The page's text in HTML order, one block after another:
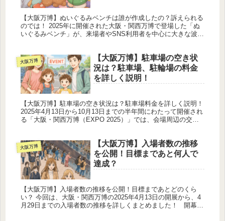
【大阪万博】ぬいぐるみベンチは誰が作成したの？訴えられる
のでは！ 2025年に開催された大阪・関西万博で登場した「ぬ
いぐるみベンチ」が、来場者やSNS利用者を中心に大きな波紋
大阪万博
【大阪万博】駐車場の空き状
況は？駐車場、駐輪場の料金
を詳しく説明！
【大阪万博】駐車場の空き状況は？駐車場料金を詳しく説明！
2025年4月13日から10月13日までの半年間にわたって開催され
る「大阪・関西万博（EXPO 2025）」では、会場周辺の交通
大阪万博
【大阪万博】入場者数の推移
を公開！目標まであと何人で
達成？
【大阪万博】入場者数の推移を公開！目標まであとどのくら
い？ 今回は、大阪・関西万博の2025年4月13日の開展から、4
月29日までの入場者数の推移を詳しくまとめました！ 開幕か